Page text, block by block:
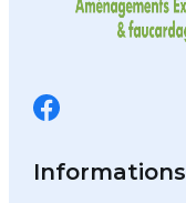
Informations